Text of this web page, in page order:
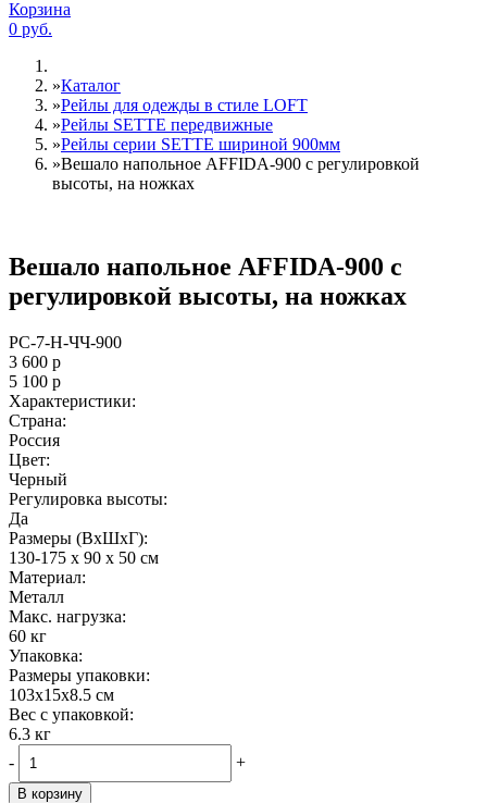
Корзина
0 руб.
»Каталог
»Рейлы для одежды в стиле LOFT
»Рейлы SETTE передвижные
»Рейлы серии SETTE шириной 900мм
»Вешало напольное AFFIDA-900 с регулировкой
высоты, на ножках
Вешало напольное AFFIDA-900 с
регулировкой высоты, на ножках
РС-7-Н-ЧЧ-900
3 600 р
5 100 р
Характеристики:
Страна:
Россия
Цвет:
Черный
Регулировка высоты:
Да
Размеры (ВxШxГ):
130-175 x 90 x 50 см
Материал:
Металл
Maкс. нагрузка:
60 кг
Упаковка:
Размеры упаковки:
103х15х8.5 см
Вес с упаковкой:
6.3 кг
-
+
В корзину